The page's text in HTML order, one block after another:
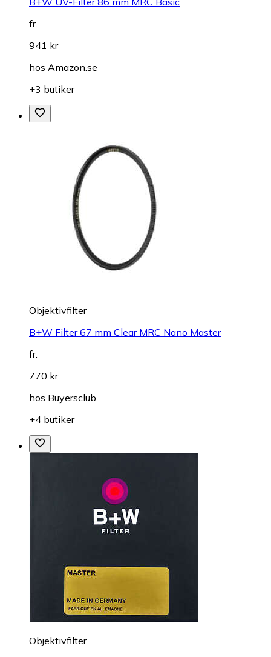
fr.
941 kr
hos Amazon.se
+3 butiker
Objektivfilter
B+W Filter 67 mm Clear MRC Nano Master
fr.
770 kr
hos Buyersclub
+4 butiker
Objektivfilter